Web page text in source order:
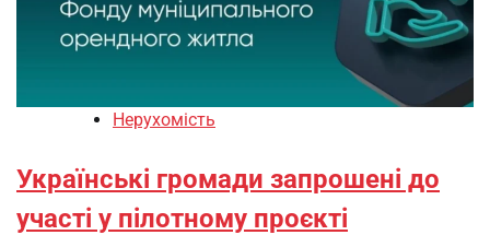
Нерухомість
Українські громади запрошені до
участі у пілотному проєкті